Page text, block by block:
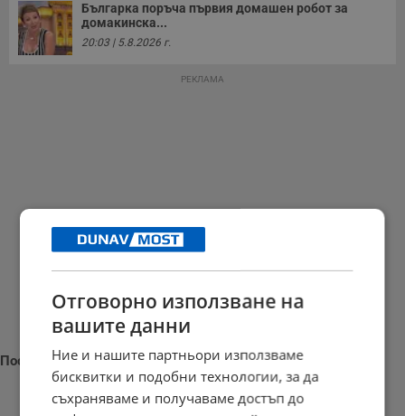
Българка поръча първия домашен робот за
домакинска...
20:03 | 5.8.2026 г.
РЕКЛАМА
Последни новини
Отговорно използване на
вашите данни
Ние и нашите партньори използваме
бисквитки и подобни технологии, за да
съхраняваме и получаваме достъп до